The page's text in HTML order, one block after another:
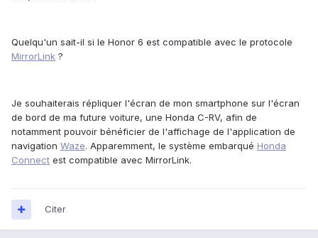
Quelqu'un sait-il si le Honor 6 est compatible avec le protocole
MirrorLink ?
Je souhaiterais répliquer l'écran de mon smartphone sur l'écran
de bord de ma future voiture, une Honda C-RV, afin de
notamment pouvoir bénéficier de l'affichage de l'application de
navigation Waze. Apparemment, le système embarqué Honda
Connect est compatible avec MirrorLink.
Citer